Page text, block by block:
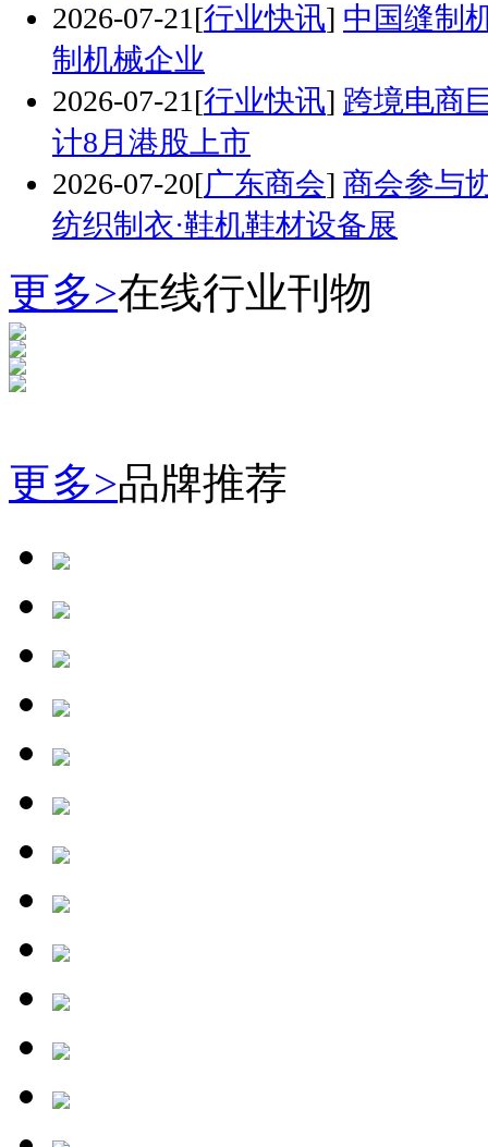
2026-07-21 [行业快讯] 中国缝制
制机械企业
2026-07-21 [行业快讯] 跨境电商
计8月港股上市
2026-07-20[广东商会] 商会参与
纺织制衣·鞋机鞋材设备展
更多>在线行业刊物
更多>品牌推荐